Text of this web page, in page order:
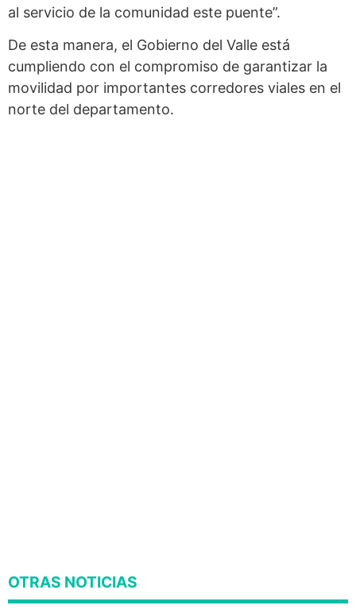
al servicio de la comunidad este puente”.
De esta manera, el Gobierno del Valle está
cumpliendo con el compromiso de garantizar la
movilidad por importantes corredores viales en el
norte del departamento.
OTRAS NOTICIAS